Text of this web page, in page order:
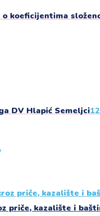
koeficijentima
DV Hlapić Semeljci
priče, kazalište i